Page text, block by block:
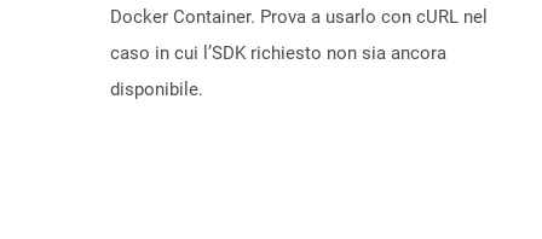
Docker Container. Prova a usarlo con cURL nel
caso in cui l’SDK richiesto non sia ancora
disponibile.